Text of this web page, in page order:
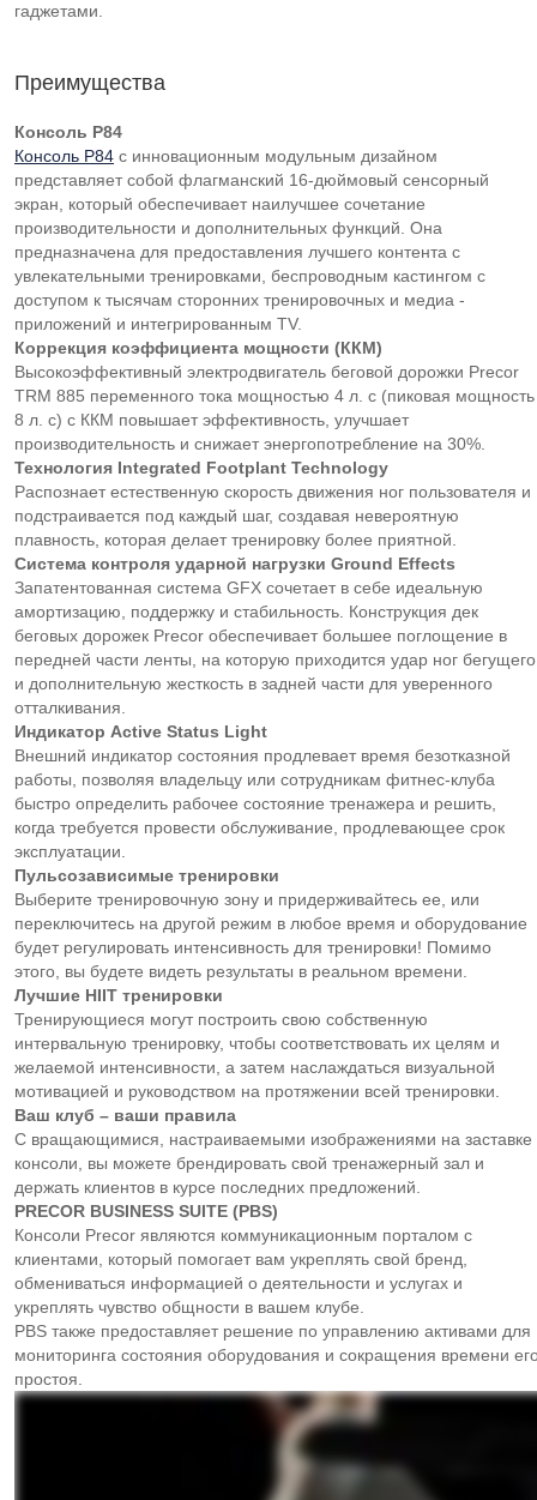
гаджетами.
Преимущества
Консоль P84
Консоль P84 с инновационным модульным дизайном
представляет собой флагманский 16-дюймовый сенсорный
экран, который обеспечивает наилучшее сочетание
производительности и дополнительных функций. Она
предназначена для предоставления лучшего контента с
увлекательными тренировками, беспроводным кастингом с
доступом к тысячам сторонних тренировочных и медиа -
приложений и интегрированным TV.
Коррекция коэффициента мощности (ККМ)
Высокоэффективный электродвигатель беговой дорожки Precor
TRM 885 переменного тока мощностью 4 л. с (пиковая мощность
8 л. с) с ККМ повышает эффективность, улучшает
производительность и снижает энергопотребление на 30%.
Технология Integrated Footplant Technology
Распознает естественную скорость движения ног пользователя и
подстраивается под каждый шаг, создавая невероятную
плавность, которая делает тренировку более приятной.
Система контроля ударной нагрузки Ground Effects
Запатентованная система GFX сочетает в себе идеальную
амортизацию, поддержку и стабильность. Конструкция дек
беговых дорожек Precor обеспечивает большее поглощение в
передней части ленты, на которую приходится удар ног
и дополнительную жесткость в задней части для уверенного
отталкивания.
Индикатор Active Status Light
Внешний индикатор состояния продлевает время безотказной
работы, позволяя владельцу или сотрудникам фитнес-клуба
быстро определить рабочее состояние тренажера и решить,
когда требуется провести обслуживание, продлевающее срок
эксплуатации.
Пульсозависимые тренировки
Выберите тренировочную зону и придерживайтесь ее, или
переключитесь на другой режим в любое время и оборудование
будет регулировать интенсивность для тренировки! Помимо
этого, вы будете видеть результаты в реальном времени.
Лучшие HIIT тренировки
Тренирующиеся могут построить свою собственную
интервальную тренировку, чтобы соответствовать их целям и
желаемой интенсивности, а затем наслаждаться визуальной
мотивацией и руководством на протяжении всей тренировки.
Ваш клуб – ваши правила
С вращающимися, настраиваемыми изображениями на заставке
консоли, вы можете брендировать свой тренажерный зал и
держать клиентов в курсе последних предложений.
PRECOR BUSINESS SUITE (PBS)
Консоли Precor являются коммуникационным порталом с
клиентами, который помогает вам укреплять свой бренд,
обмениваться информацией о деятельности и услугах и
укреплять чувство общности в вашем клубе.
PBS также предоставляет решение по управлению активами для
мониторинга состояния оборудования и сокращения времени
простоя.